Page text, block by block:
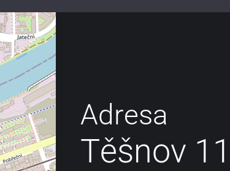
Adresa
Těšnov